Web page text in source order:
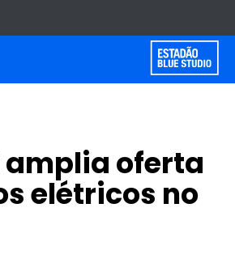
amplia oferta
elétricos no